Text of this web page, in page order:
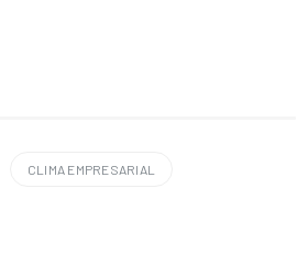
CLIMA EMPRESARIAL